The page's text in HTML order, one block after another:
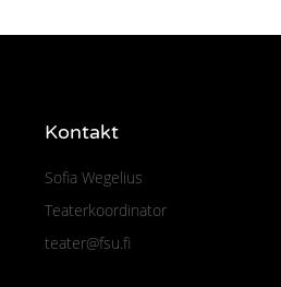
Kontakt
Sofia Wegelius
Teaterkoordinator
teater@fsu.fi